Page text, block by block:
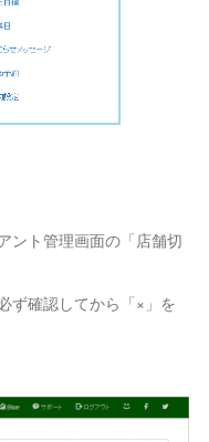
ント管理画面の「店舗切
ず確認してから「×」を